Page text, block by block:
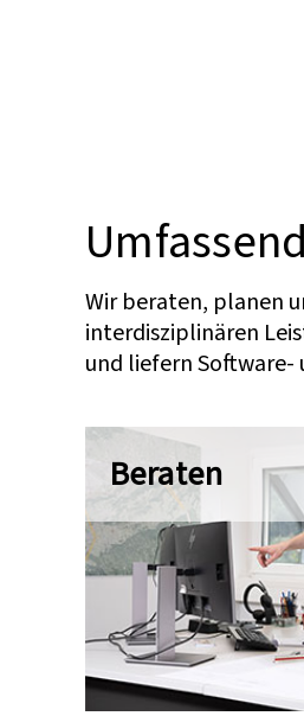
Wir beraten, planen
interdisziplinären
und liefern
Beraten